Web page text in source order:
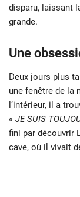
disparu, laissant
grande.
Une
Deux jours plus
une fenêtre de la
l’intérieur, il a
« JE SUIS
fini par découvrir
cave, où il vivait